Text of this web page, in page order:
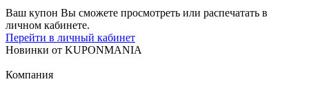
Ваш купон Вы сможете просмотреть или распечатать в
личном кабинете.
Перейти в личный кабинет
Новинки от KUPONMANIA
Компания